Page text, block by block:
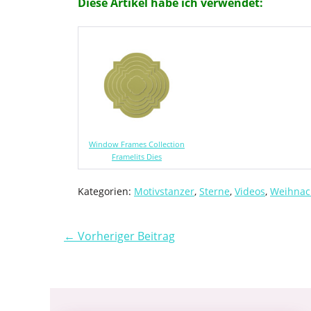
Diese Artikel habe ich verwendet:
Window Frames Collection
Framelits Dies
Kategorien: Motivstanzer, Sterne, Videos,
← Vorheriger Beitrag